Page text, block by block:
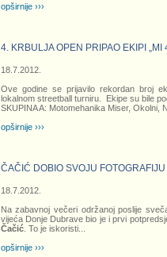
opširnije ›››
4. KRBULJA OPEN PRIPAO EKIPI „MI
18.7.2012.
Ove godine se prijavilo rekordan broj
lokalnom streetball turniru. Ekipe su bile
SKUPINA A: Motomehanika Miser, Okolni,
opširnije ›››
ČAČIĆ DOBIO SVOJU FOTOGRAFIJU
18.7.2012.
Na zabavnoj večeri održanoj poslije
vijeća Donje Dubrave bio je i prvi
Čačić. To je iskoristi...
opširnije ›››